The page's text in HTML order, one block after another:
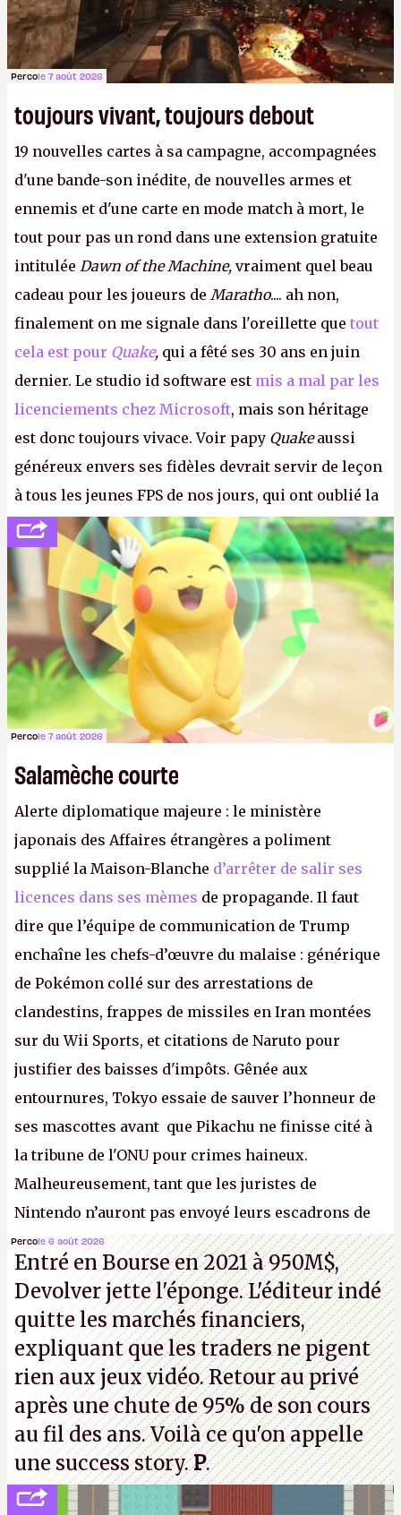
Percole 7 août 2026
toujours vivant, toujours debout
19 nouvelles cartes à sa campagne, accompagnées
d'une bande-son inédite, de nouvelles armes et
ennemis et d'une carte en mode match à mort, le
tout pour pas un rond dans une extension gratuite
intitulée Dawn of the Machine, vraiment quel beau
cadeau pour les joueurs de Maratho.... ah non,
finalement on me signale dans l'oreillette que tout
cela est pour Quake, qui a fêté ses 30 ans en juin
dernier. Le studio id software est mis a mal par les
licenciements chez Microsoft, mais son héritage
est donc toujours vivace. Voir papy Quakeaussi
généreux envers ses fidèles devrait servir de leçon
à tous les jeunes FPS de nos jours, qui ont oublié la
politesse et le respect envers leurs joueurs et les
anciens. Il leur faudrait une bonne guerre des
consoles à ces petits cons !
Percole 7 août 2026
Salamèche courte
Alerte diplomatique majeure : le ministère
japonais des Affaires étrangères a poliment
supplié la Maison-Blanche d’arrêter de salir ses
licences dans ses mèmes de propagande. Il faut
dire que l’équipe de communication de Trump
enchaîne les chefs-d’œuvre du malaise : générique
de Pokémon collé sur des arrestations de
clandestins, frappes de missiles en Iran montées
sur du Wii Sports, et citations de Naruto pour
justifier des baisses d'impôts. Gênée aux
entournures, Tokyo essaie de sauver l’honneur de
ses mascottes avant que Pikachu ne finisse cité à
la tribune de l'ONU pour crimes haineux.
Malheureusement, tant que les juristes de
Nintendo n’auront pas envoyé leurs escadrons de
la mort judiciaires pour distribuer du copyright
strike à tour de bras, l'Oncle Sam continuera
d'étaler sa confiture intellectuelle sur vos
souvenirs d'enfance.P.
Percole 6 août 2026
Entré en Bourse en 2021 à 950M$,
Devolver jette l'éponge. L'éditeur indé
quitte les marchés financiers,
expliquant que les traders ne pigent
rien aux jeux vidéo. Retour au privé
après une chute de 95% de son cours
au fil des ans. Voilà ce qu'on appelle
une success story.P.